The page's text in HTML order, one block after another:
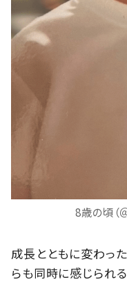
8歳の頃（
成長とともに変わっ
らも同時に感じられ